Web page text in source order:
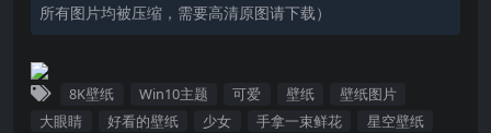
所有图片均被压缩，需要高清原图请下载）
8K壁纸 Win10主题 可爱 壁纸
壁纸图片
大眼睛
好看的壁纸 少女 手拿一束鲜花
星空壁纸